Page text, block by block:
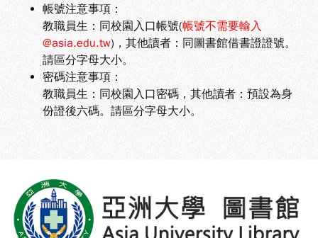
帳號注意事項：
教職員生：同校園入口帳號(帳號不需要輸入
@asia.edu.tw)，其他讀者：同圖書館借書證證號。
請區分字母大小。
密碼注意事項：
教職員生：同校園入口密碼，其他讀者：預設為身
份證後六碼。請區分字母大小。